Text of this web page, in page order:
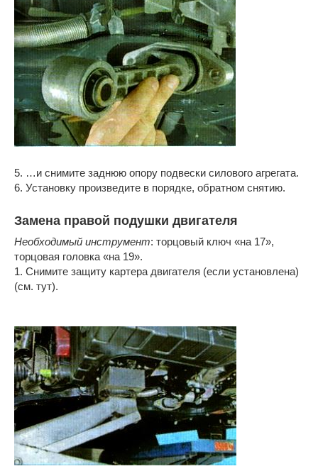
5. …и снимите заднюю опору подвески силового агрегата.
6. Установку произведите в порядке, обратном снятию.
Замена правой подушки двигателя
Необходимый инструмент: торцовый ключ «на 17»,
торцовая головка «на 19».
1. Снимите защиту картера двигателя (если установлена)
(см. тут).